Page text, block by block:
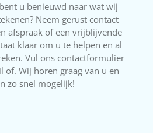
u benieuwd naar wat wij
Neem gerust contact
afspraak of een vrijblijvende
klaar om u te helpen en al
Vul ons contactformulier
of. Wij horen graag van u en
zo snel mogelijk!